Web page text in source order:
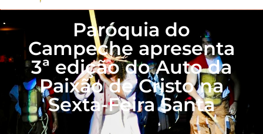
Paróquia do
Campeche apresenta
3ª edição do Auto da
Paixão de Cristo na
Sexta-Feira Santa